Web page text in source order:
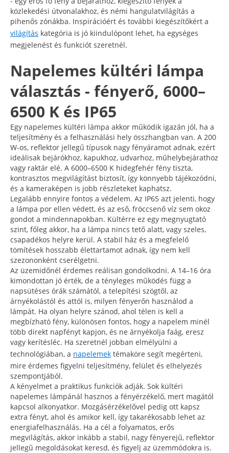
közlekedési útvonalakhoz, és némi hangulatvilágítás a
pihenős zónákba. Inspirációért és további kiegészítőkért a
világítás kategória is jó kiindulópont lehet, ha egységes
megjelenést és funkciót szeretnél.
Napelemes kültéri lámpa
választás - fényerő, 6000–
6500 K és IP65
Egy napelemes kültéri lámpa akkor működik igazán jól, ha a
teljesítmény és a felhasználási hely összhangban van. A 200
W-os, reflektor jellegű típusok nagy fényáramot adnak, ezért
ideálisak bejárókhoz, kapukhoz, udvarhoz, műhelybejárathoz
vagy raktár elé. A 6000–6500 K hidegfehér fény tiszta,
kontrasztos megvilágítást biztosít, így könnyebb tájékozódni,
és a kameraképen is jobb részleteket kaphatsz.
Legalább ennyire fontos a védelem. Az IP65 azt jelenti, hogy
a lámpa por ellen védett, és az eső, fröccsenő víz sem okoz
gondot a mindennapokban. Kültérre ez egy megnyugtató
szint, főleg akkor, ha a lámpa nincs tető alatt, vagy szeles,
csapadékos helyre kerül. A stabil ház és a megfelelő
tömítések hosszabb élettartamot adnak, így nem kell
szezononként cserélgetni.
Az üzemidőnél érdemes reálisan gondolkodni. A 14–16 óra
kimondottan jó érték, de a tényleges működés függ a
napsütéses órák számától, a telepítési szögtől, az
árnyékolástól és attól is, milyen fényerőn használod a
lámpát. Ha olyan helyre szánod, ahol télen is kell a
megbízható fény, különösen fontos, hogy a napelem minél
több direkt napfényt kapjon, és ne árnyékolja faág, eresz
vagy kerítésléc. Ha szeretnél jobban elmélyülni a
technológiában, a napelemek témaköre segít megérteni,
mire érdemes figyelni teljesítmény, felület és elhelyezés
szempontjából.
A kényelmet a praktikus funkciók adják. Sok kültéri
napelemes lámpánál hasznos a fényérzékelő, mert magától
kapcsol alkonyatkor. Mozgásérzékelővel pedig ott kapsz
extra fényt, ahol és amikor kell, így takarékosabb lehet az
energiafelhasználás. Ha a cél a folyamatos, erős
megvilágítás, akkor inkább a stabil, nagy fényerejű, reflektor
jellegű megoldásokat keresd, és figyelj az üzemmódokra is.